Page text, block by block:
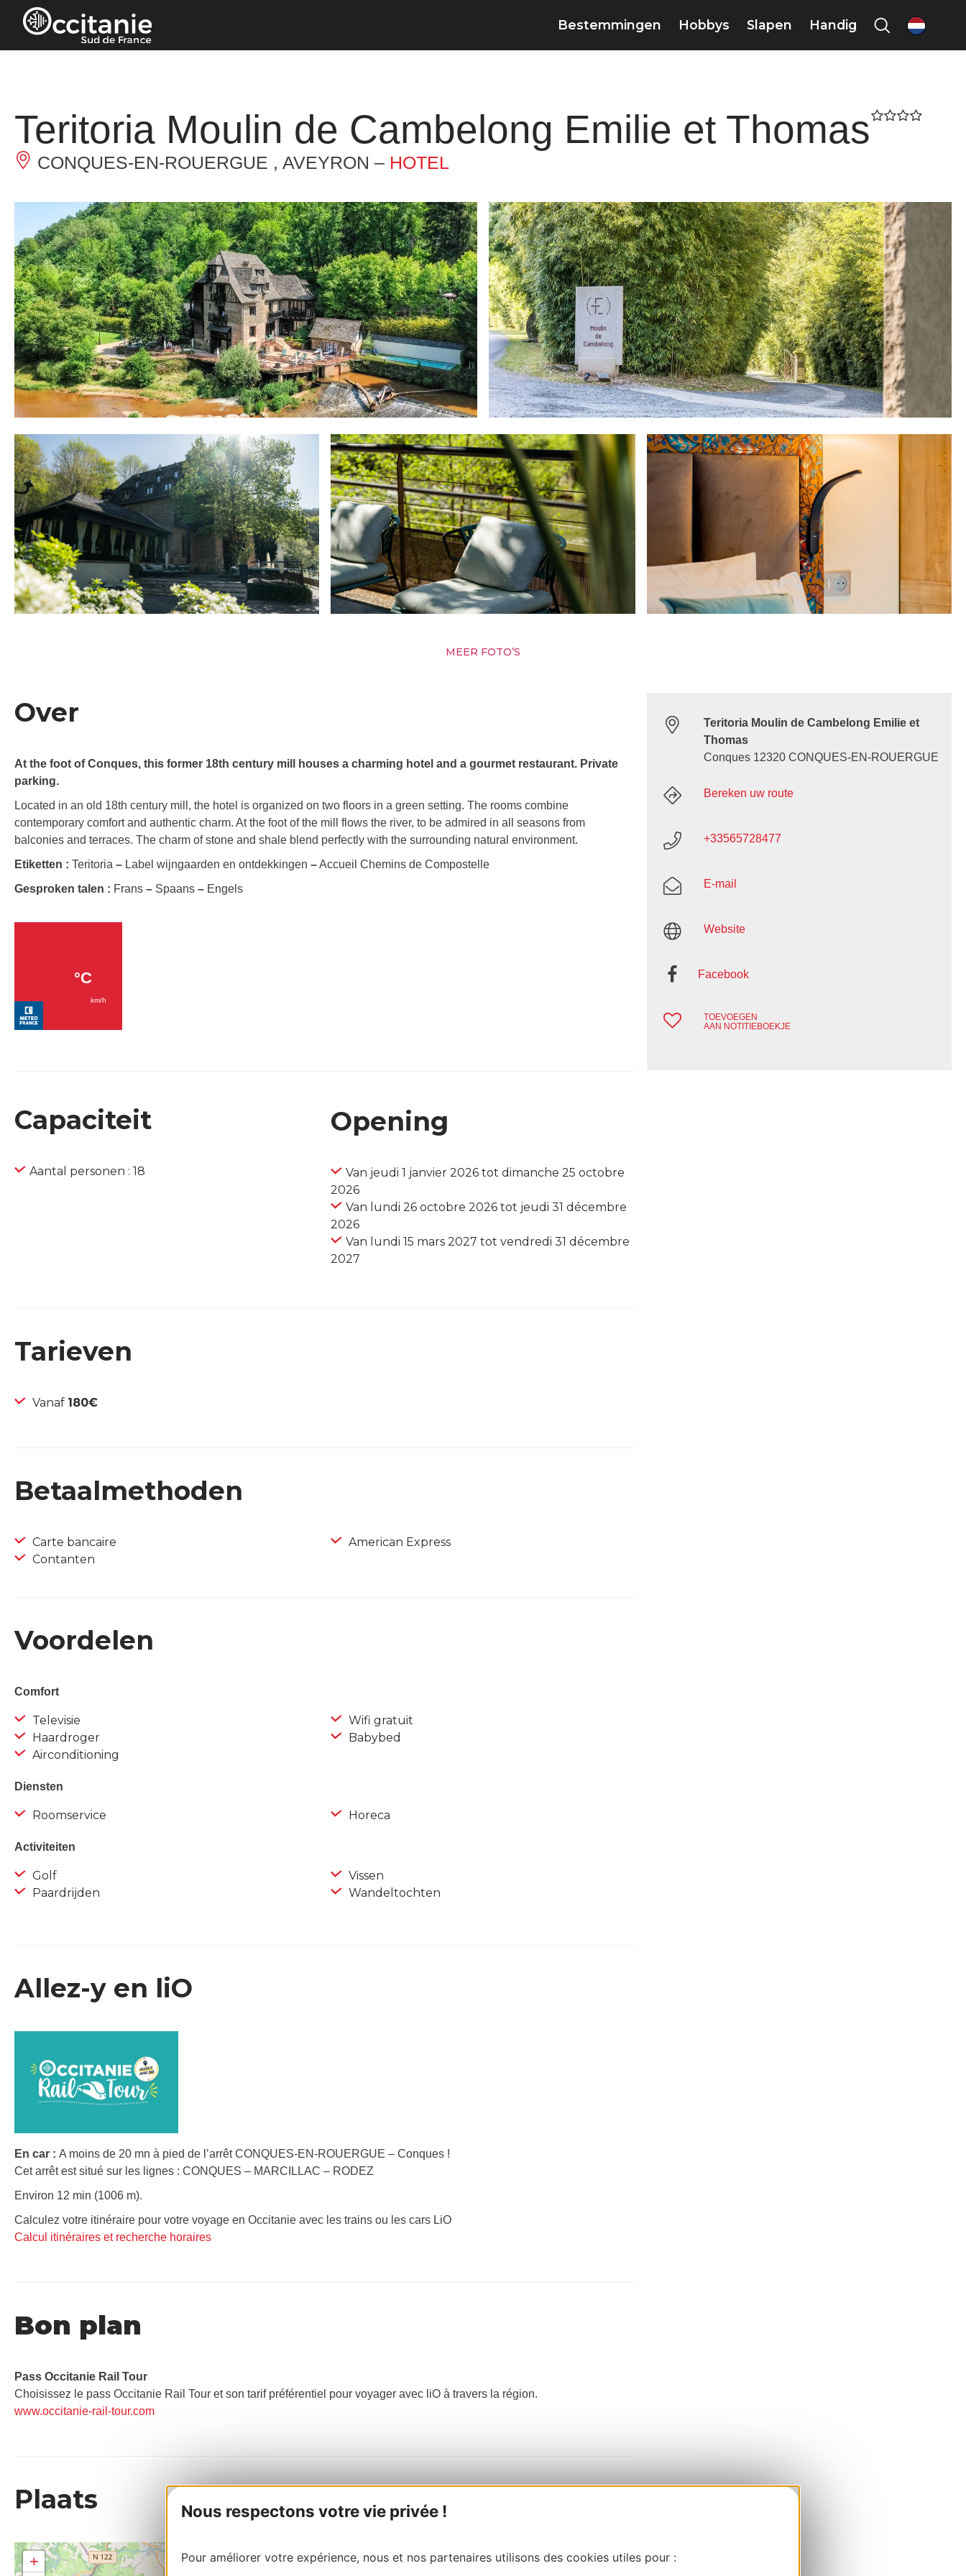
Cookies beheer paneel
Nous respectons votre vie privée !
Pour améliorer votre expérience, nous et nos partenaires utilisons des cookies utiles pour :
Bestemmingen Hobbys Slapen Handig nl
Teritoria Moulin de Cambelong Emilie et Thomas
CONQUES-EN-ROUERGUE , AVEYRON – HOTEL
MEER FOTO’S
Over
At the foot of Conques, this former 18th century mill houses a charming hotel and a gourmet restaurant. Private
parking.
Located in an old 18th century mill, the hotel is organized on two floors in a green setting. The rooms combine
contemporary comfort and authentic charm. At the foot of the mill flows the river, to be admired in all seasons from
balconies and terraces. The charm of stone and shale blend perfectly with the surrounding natural environment.
Etiketten : Teritoria – Label wijngaarden en ontdekkingen –Accueil Chemins de Compostelle
Gesproken talen : Frans – Spaans – Engels
Capaciteit
Aantal personen : 18
Opening
Van jeudi 1 janvier 2026 tot dimanche 25 octobre
2026
Van lundi 26 octobre 2026 tot jeudi 31 décembre
2026
Van lundi 15 mars 2027 tot vendredi 31 décembre
2027
Tarieven
Vanaf 180€
Betaalmethoden
Carte bancaire
Contanten
American Express
Voordelen
Comfort
Televisie
Haardroger
Airconditioning
Wifi gratuit
Babybed
Diensten
Roomservice Horeca
Activiteiten
Golf
Paardrijden
Vissen
Wandeltochten
Allez-y en liO
En car : A moins de 20 mn à pied de l’arrêt CONQUES-EN-ROUERGUE – Conques !
Cet arrêt est situé sur les lignes : CONQUES – MARCILLAC – RODEZ
Environ 12 min (1006 m).
Calculez votre itinéraire pour votre voyage en Occitanie avec les trains ou les cars LiO
Calcul itinéraires et recherche horaires
Bon plan
Pass Occitanie Rail Tour​
Choisissez le pass Occitanie Rail Tour et son tarif préférentiel pour voyager avec liO à travers la région.
www.occitanie-rail-tour.com
Plaats
+
Teritoria Moulin de Cambelong Emilie et
Thomas
Conques 12320 CONQUES-EN-ROUERGUE
Bereken uw route
+33565728477
E-mail
Website
Facebook
TOEVOEGEN
AAN NOTITIEBOEKJE